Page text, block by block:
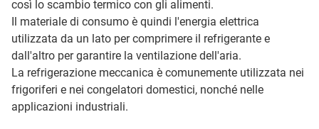
così lo scambio termico con gli alimenti.
Il materiale di consumo è quindi l'energia elettrica
utilizzata da un lato per comprimere il refrigerante e
dall'altro per garantire la ventilazione dell'aria.
La refrigerazione meccanica è comunemente utilizzata nei
frigoriferi e nei congelatori domestici, nonché nelle
applicazioni industriali.